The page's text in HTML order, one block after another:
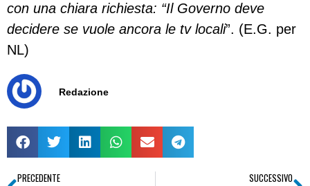
con una chiara richiesta: “Il Governo deve
decidere se vuole ancora le tv locali”. (E.G. per
NL)
Redazione
PRECEDENTE SUCCESSIVO